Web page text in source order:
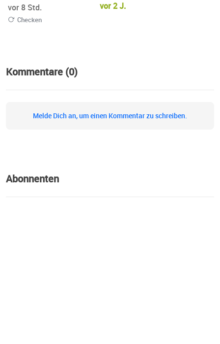
vor 8 Std.
Checken
vor 2 J.
Kommentare (0)
Melde Dich an, um einen Kommentar zu schreiben.
Abonnenten